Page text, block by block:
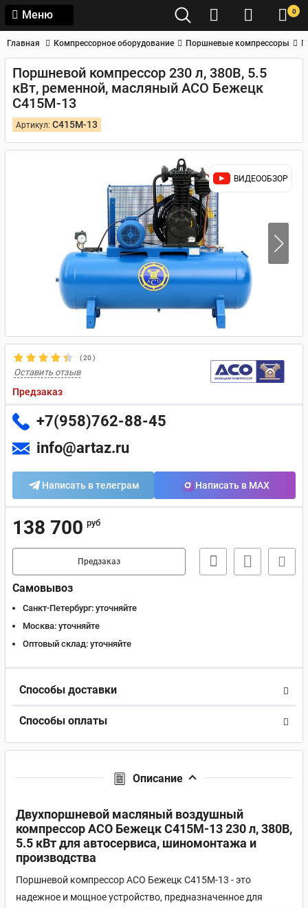
Меню 0
Главная Компрессорное оборудование Поршневые компрессоры
Поршневой компрессор 230 л, 380В, 5.5
кВт, ременной, масляный АСО Бежецк
С415М-13
Артикул: С415М-13
ВИДЕООБЗОР
(20)
Оставить отзыв
Предзаказ
+7(958)762-88-45
info@artaz.ru
Написать в телеграм Написать в MAX
138 700 руб
Предзаказ
Самовывоз
Санкт-Петербург: уточняйте
Москва: уточняйте
Оптовый склад: уточняйте
Способы доставки
Способы оплаты
Описание
Двухпоршневой масляный воздушный
компрессор АСО Бежецк С415М-13 230 л, 380В,
5.5 кВт для автосервиса, шиномонтажа и
производства
Поршневой компрессор АСО Бежецк С415М-13 - это
надежное и мощное устройство, предназначенное для